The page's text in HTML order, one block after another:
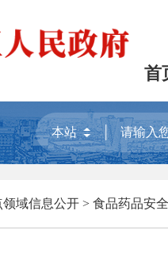
首
领域信息公开 > 食品药品安全